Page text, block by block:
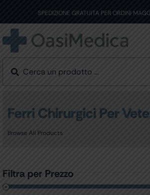
content
SPEDIZIONE GRATUITA PER ORDINI
Ferri Chirurgici Per
Browse All Products
Filtra per Prezzo